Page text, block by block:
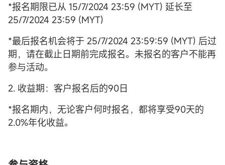
*报名期限已从 15/7/2024 23:59 (MYT) 延长至
25/7/2024 23:59 (MYT)
*最后报名机会将于 25/7/2024 23:59:59 (MYT) 后过
期，请在截止日期前完成报名。未报名的客户不能再
参与活动。
2. 收益期：客户报名后的90日
*报名期内，无论客户何时报名，都将享受90天的
2.0%年化收益。